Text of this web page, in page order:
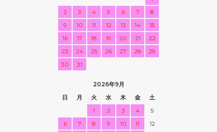
2
3 4 5 6 7
8
9
10 11 12 13 14
15
16
17 18 19 20 21
22
23
24 25 26 27 28
29
30
31
2026年9月
日
月 火 水 木 金
土
1
2 3 4
5
6
7 8 9 10 11
12